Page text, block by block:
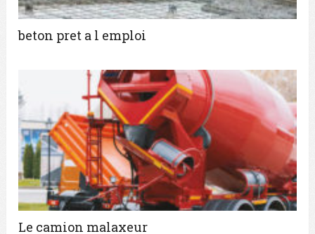
beton pret a l emploi
Le camion malaxeur